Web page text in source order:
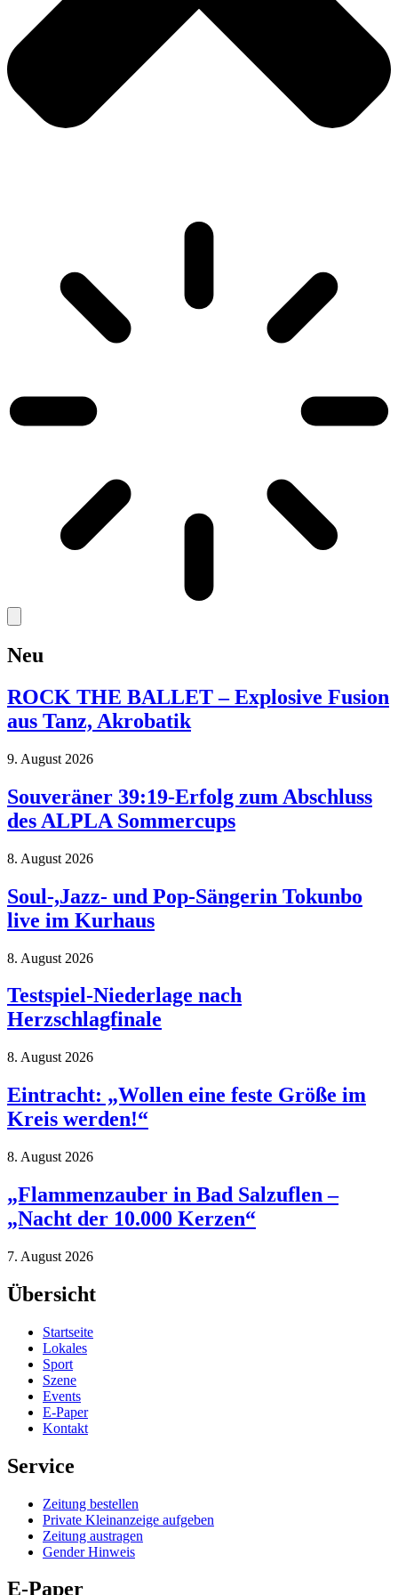
Neu
ROCK THE BALLET – Explosive Fusion
aus Tanz, Akrobatik
9. August 2026
Souveräner 39:19-Erfolg zum Abschluss
des ALPLA Sommercups
8. August 2026
Soul-,Jazz- und Pop-Sängerin Tokunbo
live im Kurhaus
8. August 2026
Testspiel-Niederlage nach
Herzschlagfinale
8. August 2026
Eintracht: „Wollen eine feste Größe im
Kreis werden!“
8. August 2026
„Flammenzauber in Bad Salzuflen –
„Nacht der 10.000 Kerzen“
7. August 2026
Übersicht
Startseite
Lokales
Sport
Szene
Events
E-Paper
Kontakt
Service
Zeitung bestellen
Private Kleinanzeige aufgeben
Zeitung austragen
Gender Hinweis
E-Paper